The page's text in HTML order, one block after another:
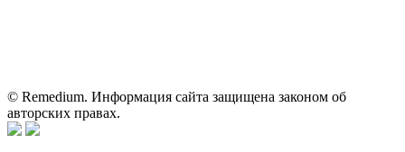
© Remedium. Информация сайта защищена законом об
авторских правах.